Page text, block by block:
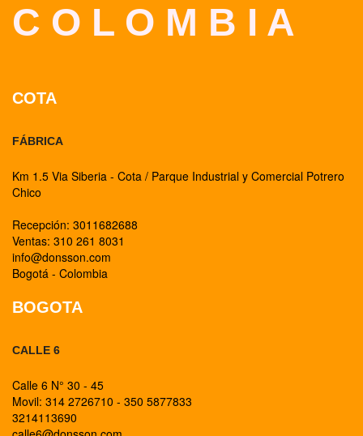
C O L O M B I A
COTA
FÁBRICA
Km 1.5 Via Siberia - Cota / Parque Industrial y Comercial Potrero
Chico
Recepción: 3011682688
Ventas: 310 261 8031
info@donsson.com
Bogotá - Colombia
BOGOTA
CALLE 6
Calle 6 N° 30 - 45
Movil: 314 2726710 - 350 5877833
3214113690